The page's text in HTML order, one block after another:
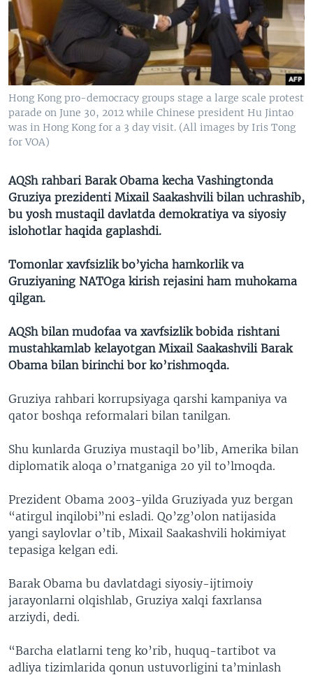
VIDEO
XABARLAR SURATLARDA
ODNOKLASSNIKI
TELEGRAM
TWITTER
SOUNDCLOUD
VOA
Hong Kong pro-democracy groups stage a large scale protest
parade on June 30, 2012 while Chinese president Hu Jintao
was in Hong Kong for a 3 day visit. (All images by Iris Tong
for VOA)
AQSh rahbari Barak Obama kecha Vashingtonda
Gruziya prezidenti Mixail Saakashvili bilan uchrashib,
bu yosh mustaqil davlatda demokratiya va siyosiy
islohotlar haqida gaplashdi.
Tomonlar xavfsizlik bo’yicha hamkorlik va
Gruziyaning NATOga kirish rejasini ham muhokama
qilgan.
AQSh bilan mudofaa va xavfsizlik bobida rishtani
mustahkamlab kelayotgan Mixail Saakashvili Barak
Obama bilan birinchi bor ko’rishmoqda.
Gruziya rahbari korrupsiyaga qarshi kampaniya va
qator boshqa reformalari bilan tanilgan.
Shu kunlarda Gruziya mustaqil bo’lib, Amerika bilan
diplomatik aloqa o’rnatganiga 20 yil to’lmoqda.
Prezident Obama 2003-yilda Gruziyada yuz bergan
“atirgul inqilobi”ni esladi. Qo’zg’olon natijasida
yangi saylovlar o’tib, Mixail Saakashvili hokimiyat
tepasiga kelgan edi.
Barak Obama bu davlatdagi siyosiy-ijtimoiy
jarayonlarni olqishlab, Gruziya xalqi faxrlansa
arziydi, dedi.
“Barcha elatlarni teng ko’rib, huquq-tartibot va
adliya tizimlarida qonun ustuvorligini ta’minlash